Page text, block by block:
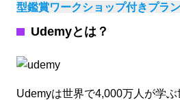
型鑑賞ワークショップ付きプラ
Udemyとは？
Udemyは世界で4,000万人が学